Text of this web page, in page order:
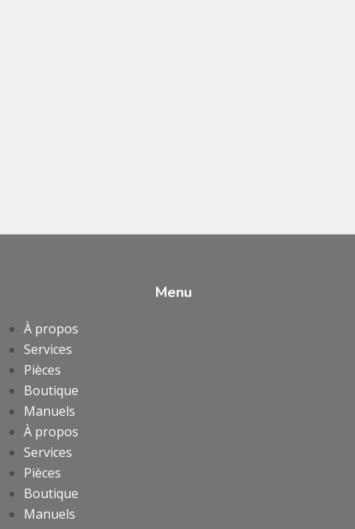
Menu
À propos
Services
Pièces
Boutique
Manuels
À propos
Services
Pièces
Boutique
Manuels